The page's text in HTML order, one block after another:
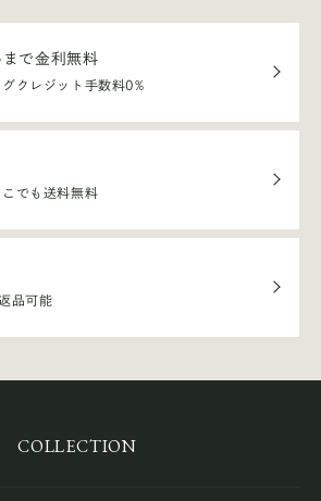
で金利無料
クレジット手数料0%
こでも送料無料
品可能
COLLECTION